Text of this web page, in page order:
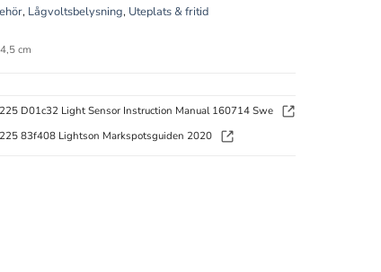
, Lågvoltsbelysning, Uteplats & fritid
cm
D01c32 Light Sensor Instruction Manual 160714 Swe
83f408 Lightson Markspotsguiden 2020